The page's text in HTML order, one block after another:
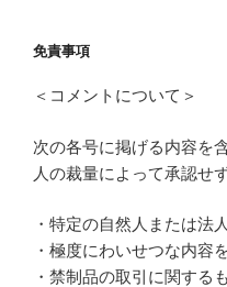
免責事項
＜コメントについて＞
次の各号に掲げる内容を
人の裁量によって承認せ
・特定の自然人または法
・極度にわいせつな内容
・禁制品の取引に関する